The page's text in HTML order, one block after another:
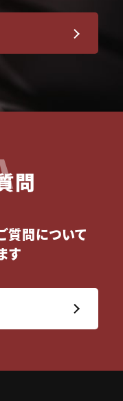
問
質問について
す